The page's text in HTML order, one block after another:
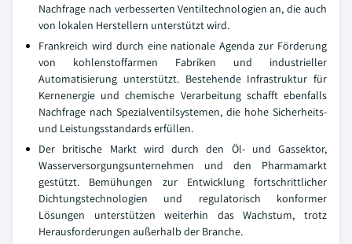
Nachfrage nach verbesserten Ventiltechnologien an, die auch
von lokalen Herstellern unterstützt wird.
Frankreich wird durch eine nationale Agenda zur Förderung
von kohlenstoffarmen Fabriken und industrieller
Automatisierung unterstützt. Bestehende Infrastruktur für
Kernenergie und chemische Verarbeitung schafft ebenfalls
Nachfrage nach Spezialventilsystemen, die hohe Sicherheits-
und Leistungsstandards erfüllen.
Der britische Markt wird durch den Öl- und Gassektor,
Wasserversorgungsunternehmen und den Pharmamarkt
gestützt. Bemühungen zur Entwicklung fortschrittlicher
Dichtungstechnologien und regulatorisch konformer
Lösungen unterstützen weiterhin das Wachstum, trotz
Herausforderungen außerhalb der Branche.